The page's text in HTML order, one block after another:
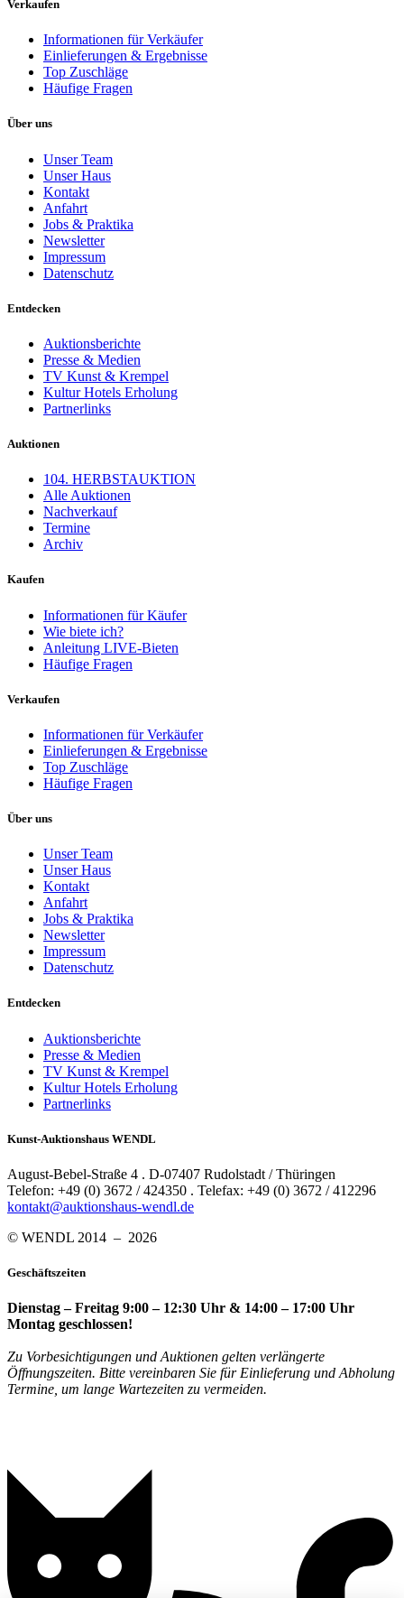
Verkaufen
Informationen für Verkäufer
Einlieferungen & Ergebnisse
Top Zuschläge
Häufige Fragen
Über uns
Unser Team
Unser Haus
Kontakt
Anfahrt
Jobs & Praktika
Newsletter
Impressum
Datenschutz
Entdecken
Auktionsberichte
Presse & Medien
TV Kunst & Krempel
Kultur Hotels Erholung
Partnerlinks
Auktionen
104. HERBSTAUKTION
Alle Auktionen
Nachverkauf
Termine
Archiv
Kaufen
Informationen für Käufer
Wie biete ich?
Anleitung LIVE-Bieten
Häufige Fragen
Verkaufen
Informationen für Verkäufer
Einlieferungen & Ergebnisse
Top Zuschläge
Häufige Fragen
Über uns
Unser Team
Unser Haus
Kontakt
Anfahrt
Jobs & Praktika
Newsletter
Impressum
Datenschutz
Entdecken
Auktionsberichte
Presse & Medien
TV Kunst & Krempel
Kultur Hotels Erholung
Partnerlinks
Kunst-Auktionshaus WENDL
August-Bebel-Straße 4 . D-07407 Rudolstadt / Thüringen
Telefon: +49 (0) 3672 / 424350 . Telefax: +49 (0) 3672 / 412296
kontakt@auktionshaus-wendl.de
© WENDL 2014 – 2026
Geschäftszeiten
Dienstag – Freitag 9:00 – 12:30 Uhr & 14:00 – 17:00 Uhr
Montag geschlossen!
Zu Vorbesichtigungen und Auktionen gelten verlängerte
Öffnungszeiten. Bitte vereinbaren Sie für Einlieferung und Abholung
Termine, um lange Wartezeiten zu vermeiden.